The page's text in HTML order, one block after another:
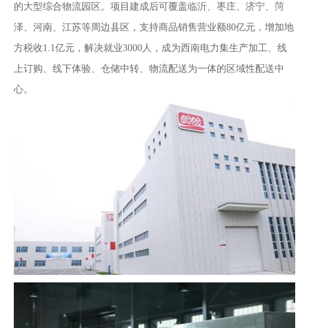
的大型综合物流园区。项目建成后可覆盖临沂、枣庄、济宁、菏
泽、河南、江苏等周边县区，支持商品销售营业额80亿元，增加地
方税收1.1亿元，解决就业3000人，成为西南电力集生产加工、线
上订购、线下体验、仓储中转、物流配送为一体的区域性配送中
心。